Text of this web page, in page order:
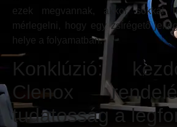
ezek megvannak, akkor sokkal
mérlegelni, hogy egy zsírégető
helye a folyamatban.
Konklúzió:
Clenox
tudatosság a